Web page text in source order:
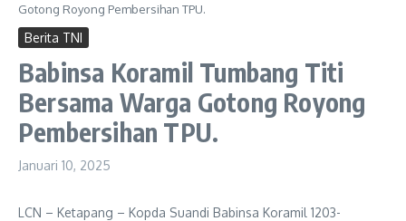
Gotong Royong Pembersihan TPU.
Berita TNI
Babinsa Koramil Tumbang Titi
Bersama Warga Gotong Royong
Pembersihan TPU.
Januari 10, 2025
LCN – Ketapang – Kopda Suandi Babinsa Koramil 1203-